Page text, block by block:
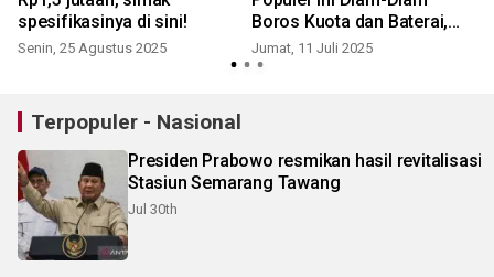
spesifikasinya di sini!
Senin, 25 Agustus 2025
Boros Kuota dan Baterai,
Waspadai Penggunaannya
Jumat, 11 Juli 2025
Terpopuler - Nasional
Presiden Prabowo resmikan hasil revitalisasi
Stasiun Semarang Tawang
Jul 30th